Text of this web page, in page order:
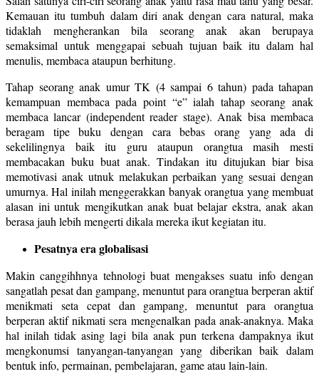
Kemauan itu tumbuh dalam diri anak dengan cara natural, maka
tidaklah mengherankan bila seorang anak akan berupaya
semaksimal untuk menggapai sebuah tujuan baik itu dalam hal
menulis, membaca ataupun berhitung.
Tahap seorang anak umur TK (4 sampai 6 tahun) pada tahapan
kemampuan membaca pada point “e” ialah tahap seorang anak
membaca lancar (independent reader stage). Anak bisa membaca
beragam tipe buku dengan cara bebas orang yang ada di
sekelilingnya baik itu guru ataupun orangtua masih mesti
membacakan buku buat anak. Tindakan itu ditujukan biar bisa
memotivasi anak utnuk melakukan perbaikan yang sesuai dengan
umurnya. Hal inilah menggerakkan banyak orangtua yang membuat
alasan ini untuk mengikutkan anak buat belajar ekstra, anak akan
berasa jauh lebih mengerti dikala mereka ikut kegiatan itu.
Pesatnya era globalisasi
Makin canggihhnya tehnologi buat mengakses suatu info dengan
sangatlah pesat dan gampang, menuntut para orangtua berperan aktif
menikmati seta cepat dan gampang, menuntut para orangtua
berperan aktif nikmati sera mengenalkan pada anak-anaknya. Maka
hal inilah tidak asing lagi bila anak pun terkena dampaknya ikut
mengkonumsi tanyangan-tanyangan yang diberikan baik dalam
bentuk info, permainan, pembelajaran, game atau lain-lain.